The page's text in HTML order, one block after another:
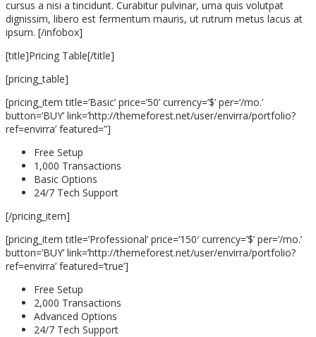
cursus a nisi a tincidunt. Curabitur pulvinar, urna quis volutpat
dignissim, libero est fermentum mauris, ut rutrum metus lacus at
ipsum. [/infobox]
[title]Pricing Table[/title]
[pricing_table]
[pricing_item title=’Basic’ price=’50’ currency=’$’ per=’/mo.’
button=’BUY’ link=’http://themeforest.net/user/envirra/portfolio?
ref=envirra’ featured=”]
Free Setup
1,000 Transactions
Basic Options
24/7 Tech Support
[/pricing_item]
[pricing_item title=’Professional’ price=’150′ currency=’$’ per=’/mo.’
button=’BUY’ link=’http://themeforest.net/user/envirra/portfolio?
ref=envirra’ featured=’true’]
Free Setup
2,000 Transactions
Advanced Options
24/7 Tech Support